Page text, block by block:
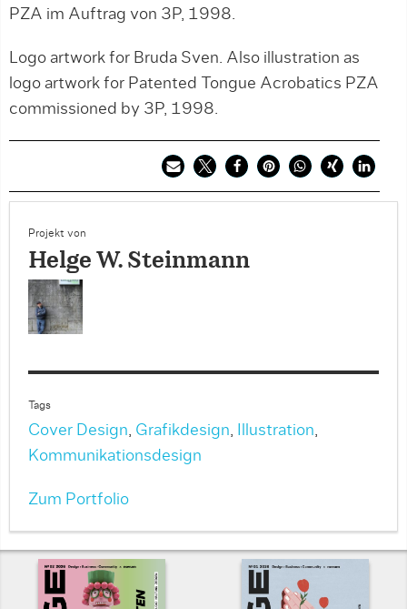
PZA im Auftrag von 3P, 1998.
Logo artwork for Bruda Sven. Also illustration as
logo artwork for Patented Tongue Acrobatics PZA
commissioned by 3P, 1998.
Projekt von
Helge W. Steinmann
Tags
Cover Design, Grafikdesign, Illustration,
Kommunikationsdesign
Zum Portfolio